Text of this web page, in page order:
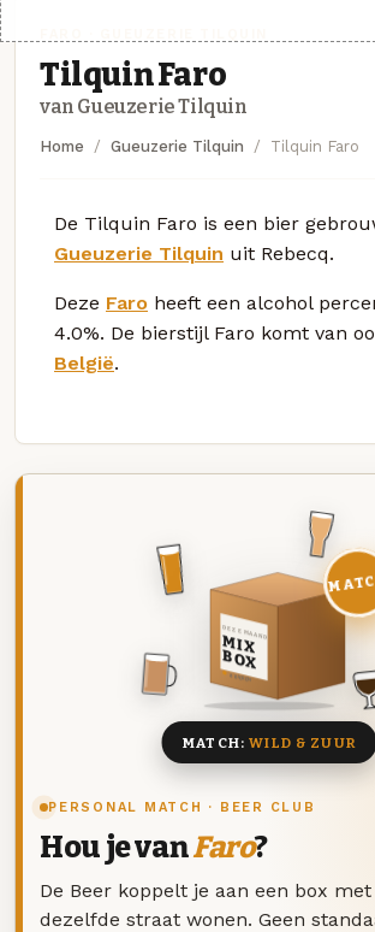
Tilquin Faro
van Gueuzerie Tilquin
Home Gueuzerie Tilquin Tilquin Faro
De Tilquin Faro is een bier
Gueuzerie Tilquin uit Rebecq.
Deze Faro heeft een alcohol
4.0%. De bierstijl Faro komt van
België.
PERSONAL MATCH · BEER CLUB
Hou je vanFaro?
De Beer koppelt je aan een box
dezelfde straat wonen. Geen
DEZE MAAND
MIX
BOX
8 BIEREN
MATCH:WILD & ZUUR